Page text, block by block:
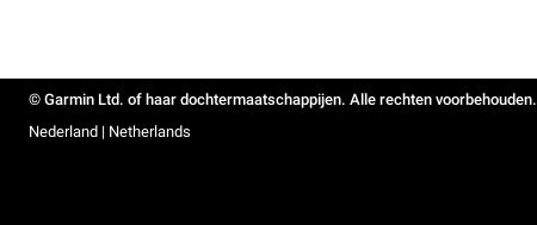
© Garmin Ltd. of haar dochtermaatschappijen. Alle rechten voorbehouden.
Nederland | Netherlands